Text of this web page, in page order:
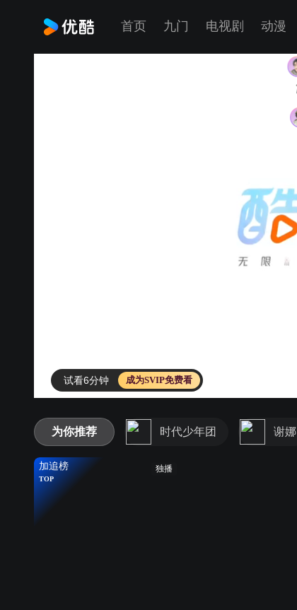
首页 九门 电视剧 动漫
试看6分钟 成为SVIP免费看
宋
张哥
张
为你推荐 时代少年团 谢娜
独播
加追榜
TOP